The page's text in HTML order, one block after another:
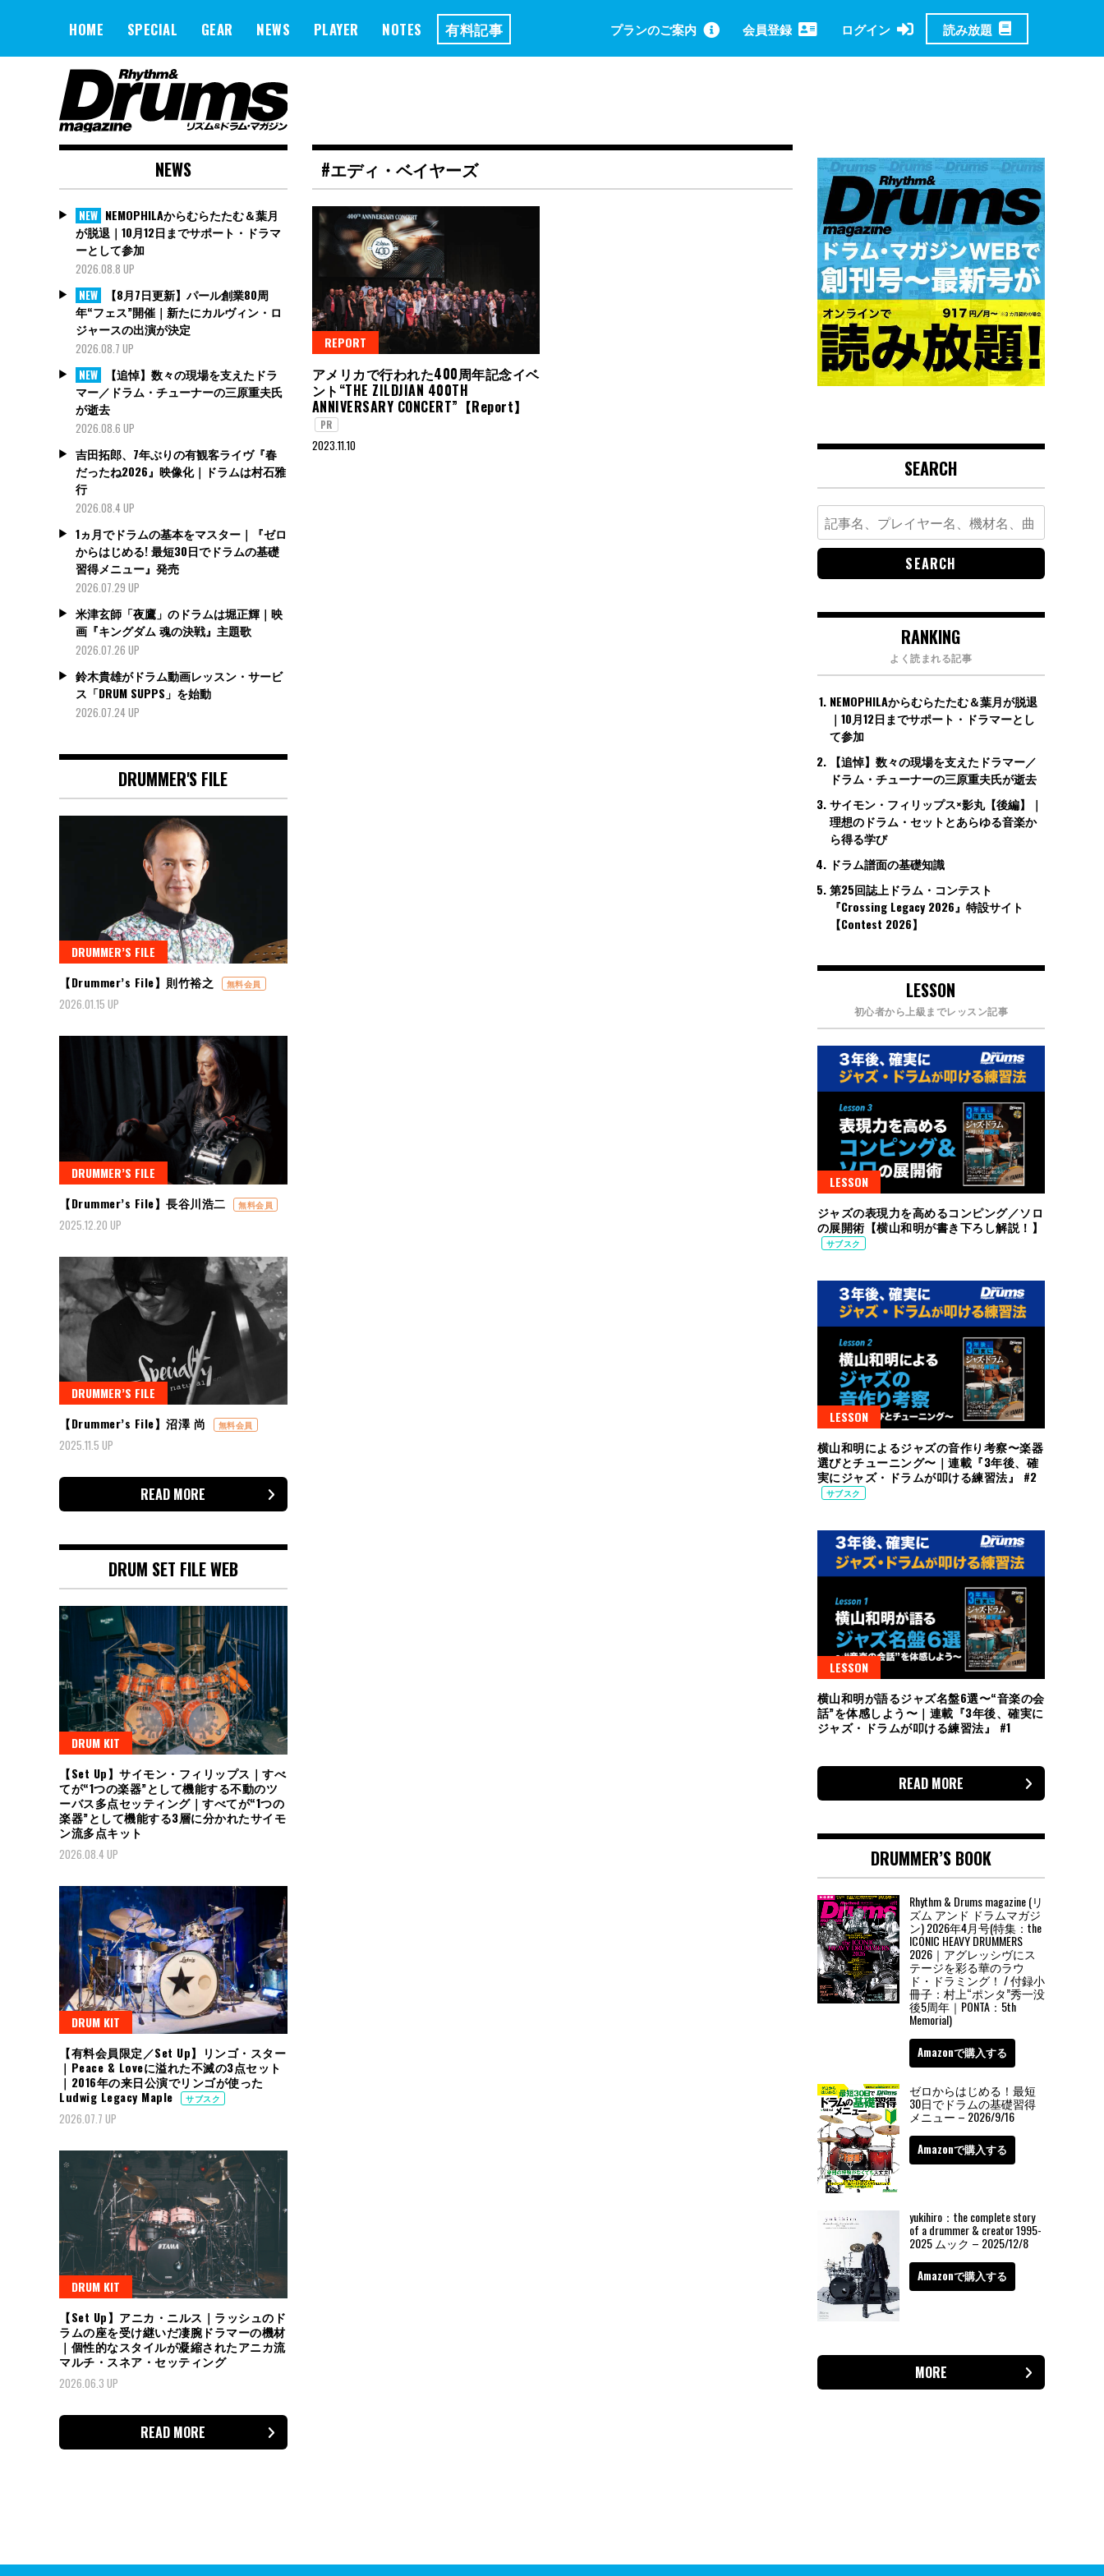
HOME SPECIAL GEAR NEWS PLAYER NOTES 有料記事 プランのご案内 会員登録 ログイン 読み放題
#エディ・ベイヤーズ
REPORT
アメリカで行われた400周年記念イベ
ント“THE ZILDJIAN 400TH
ANNIVERSARY CONCERT”【Report】
PR
2023.11.10
NEWS
NEW NEMOPHILAからむらたたむ＆葉月
が脱退｜10月12日までサポート・ドラマ
ーとして参加
2026.08.8 UP
NEW
【8月7日更新】パール創業80周
年“フェス”開催｜新たにカルヴィン・ロ
ジャースの出演が決定
2026.08.7 UP
NEW
【追悼】数々の現場を支えたドラ
マー／ドラム・チューナーの三原重夫氏
が逝去
2026.08.6 UP
吉田拓郎、7年ぶりの有観客ライヴ『春
だったね2026』映像化｜ドラムは村石雅
行
2026.08.4 UP
1ヵ月でドラムの基本をマスター｜『ゼロ
からはじめる! 最短30日でドラムの基礎
習得メニュー』発売
2026.07.29 UP
米津玄師「夜鷹」のドラムは堀正輝｜映
画『キングダム 魂の決戦』主題歌
2026.07.26 UP
鈴木貴雄がドラム動画レッスン・サービ
ス「DRUM SUPPS」を始動
2026.07.24 UP
DRUMMER'S FILE
DRUMMER’S FILE
【Drummer’s File】則竹裕之
無料会員
2026.01.15 UP
DRUMMER’S FILE
【Drummer’s File】長谷川浩二
無料会員
2025.12.20 UP
DRUMMER’S FILE
【Drummer’s File】沼澤 尚
無料会員
2025.11.5 UP
READ MORE
DRUM SET FILE WEB
DRUM KIT
【Set Up】サイモン・フィリップス｜すべ
てが“1つの楽器”として機能する不動のツ
ーバス多点セッティング｜すべてが“1つの
楽器”として機能する3層に分かれたサイモ
ン流多点キット
2026.08.4 UP
DRUM KIT
【有料会員限定／Set Up】リンゴ・スター
｜Peace & Loveに溢れた不滅の3点セット
｜2016年の来日公演でリンゴが使った
Ludwig Legacy Maple
サブスク
2026.07.7 UP
DRUM KIT
【Set Up】アニカ・ニルス｜ラッシュのド
ラムの座を受け継いだ凄腕ドラマーの機材
｜個性的なスタイルが凝縮されたアニカ流
マルチ・スネア・セッティング
2026.06.3 UP
READ MORE
SEARCH
Search
for:
RANKING
よく読まれる記事
NEMOPHILAからむらたたむ＆葉月が脱退
｜10月12日までサポート・ドラマーとし
て参加
【追悼】数々の現場を支えたドラマー／
ドラム・チューナーの三原重夫氏が逝去
サイモン・フィリップス×影丸【後編】｜
理想のドラム・セットとあらゆる音楽か
ら得る学び
ドラム譜面の基礎知識
第25回誌上ドラム・コンテスト
『Crossing Legacy 2026』特設サイト
【Contest 2026】
LESSON
初心者から上級までレッスン記事
LESSON
ジャズの表現力を高めるコンピング／ソロ
の展開術【横山和明が書き下ろし解説！】
サブスク
LESSON
横山和明によるジャズの音作り考察〜楽器
選びとチューニング〜｜連載『3年後、確
実にジャズ・ドラムが叩ける練習法』 #2
サブスク
LESSON
横山和明が語るジャズ名盤6選〜“音楽の会
話”を体感しよう〜｜連載『3年後、確実に
ジャズ・ドラムが叩ける練習法』 #1
READ MORE
DRUMMER’S BOOK
Rhythm & Drums magazine (リ
ズム アンド ドラムマガジ
ン) 2026年4月号(特集：the
ICONIC HEAVY DRUMMERS
2026｜アグレッシヴにス
テージを彩る華のラウ
ド・ドラミング！ / 付録小
冊子：村上“ポンタ”秀一没
後5周年｜PONTA：5th
Memorial)
Amazonで購入する
ゼロからはじめる！最短
30日でドラムの基礎習得
メニュー – 2026/9/16
Amazonで購入する
yukihiro：the complete story
of a drummer & creator 1995-
2025 ムック – 2025/12/8
Amazonで購入する
MORE